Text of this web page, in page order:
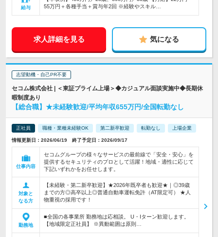
給与
55万円＋各種手当＋賞与年2回 ※経験やスキル…
求人詳細を見る 気になる
志望動機・自己PR不要
セコム株式会社 | ＜東証プライム上場＞◆カジュアル面談実施中◆長期休
暇制度あり
【総合職】★未経験歓迎/平均年収655万円/全国転勤なし
正社員 職種・業種未経験OK 第二新卒歓迎 転勤なし 上場企業
情報更新日：2026/06/19 終了予定日：2026/09/17
仕事内容
セコムグループの様々なサービスの最前線で「安全・安心」を
提供するセキュリティのプロとして活躍！地域・適性に応じて
下記いずれかをお任せします。
対象と
なる方
【未経験・第二新卒歓迎】★2026年既卒者も歓迎★｜◎39歳
までの方◎高卒以上◎普通自動車運転免許（AT限定可） ★人
物重視の採用です！
勤務地
■全国の各事業所 勤務地は応相談。 U・Iターン歓迎します。
【地域限定正社員】 ※異動範囲は原則…